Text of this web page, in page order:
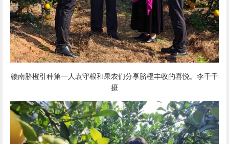
赣南脐橙引种第一人袁守根和果农们分享脐橙丰收的喜悦。李千千
摄